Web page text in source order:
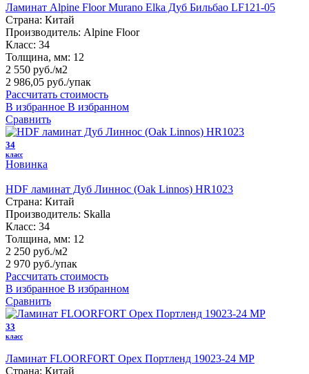
Ламинат Alpine Floor Murano Elka Дуб Бильбао LF121-05
Страна: Китай
Производитель: Alpine Floor
Класс: 34
Толщина, мм: 12
2 550 руб./м2
2 986,05 руб./упак
Рассчитать стоимость
В избранное В избранном
Сравнить
34
класс
Новинка
HDF ламинат Дуб Линнос (Oak Linnos) HR1023
Страна: Китай
Производитель: Skalla
Класс: 34
Толщина, мм: 12
2 250 руб./м2
2 970 руб./упак
Рассчитать стоимость
В избранное В избранном
Сравнить
33
класс
Ламинат FLOORFORT Орех Портленд 19023-24 MP
Страна: Китай